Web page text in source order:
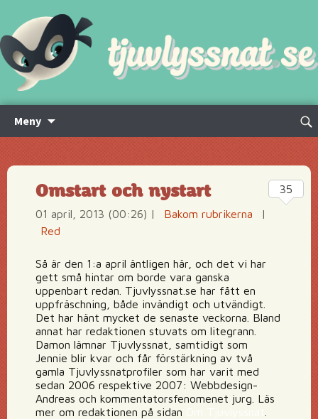
Meny
innehåll
Sök
Omstart och nystart
01 april, 2013 (00:26) | Bakom rubrikerna
|
Red
Så är den 1:a april äntligen här, och det vi har
gett små hintar om borde vara ganska
uppenbart redan. Tjuvlyssnat.se har fått en
uppfräschning, både invändigt och utvändigt.
Det har hänt mycket de senaste veckorna. Bland
annat har redaktionen stuvats om litegrann.
Damon lämnar Tjuvlyssnat, samtidigt som
Jennie blir kvar och får förstärkning av två
gamla Tjuvlyssnatprofiler som har varit med
sedan 2006 respektive 2007: Webbdesign-
Andreas och kommentatorsfenomenet jurg. Läs
mer om redaktionen på sidan
35